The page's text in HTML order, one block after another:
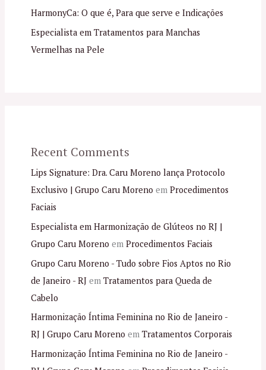
HarmonyCa: O que é, Para que serve e Indicações
Especialista em Tratamentos para Manchas
Vermelhas na Pele
Recent Comments
Lips Signature: Dra. Caru Moreno lança Protocolo
Exclusivo | Grupo Caru Moreno em Procedimentos
Faciais
Especialista em Harmonização de Glúteos no RJ |
Grupo Caru Moreno em Procedimentos Faciais
Grupo Caru Moreno - Tudo sobre Fios Aptos no Rio
de Janeiro - RJem Tratamentos para Queda de
Cabelo
Harmonização Íntima Feminina no Rio de Janeiro -
RJ | Grupo Caru Moreno em Tratamentos Corporais
Harmonização Íntima Feminina no Rio de Janeiro -